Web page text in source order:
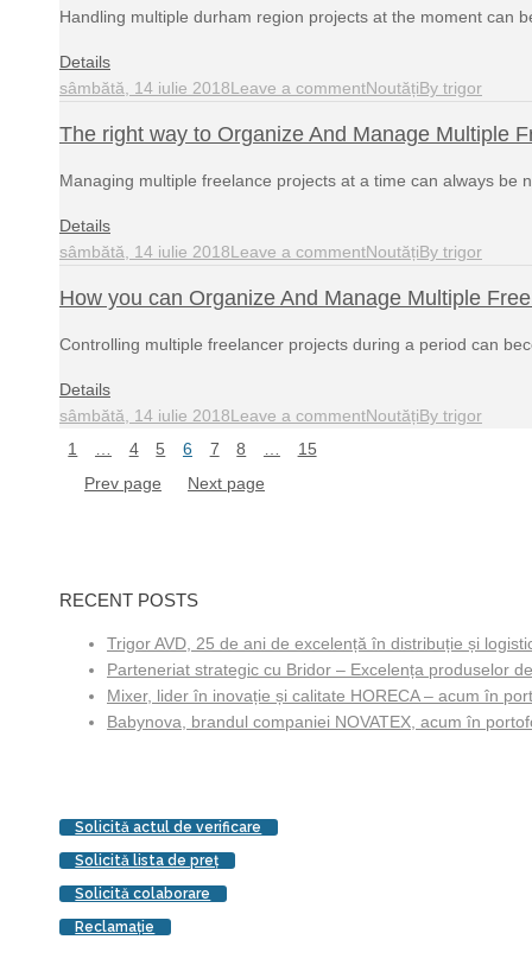
Handling multiple durham region projects at the moment
Details
sâmbătă, 14 iulie 2018Leave a commentNoutățiBy trigor
The right way to Organize And Manage Multiple
Managing multiple freelance projects at a time can always
Details
sâmbătă, 14 iulie 2018Leave a commentNoutățiBy trigor
How you can Organize And Manage Multiple
Controlling multiple freelancer projects during a period can
Details
sâmbătă, 14 iulie 2018Leave a commentNoutățiBy trigor
1
4 5 6 7 8
15
Prev page
Next page
RECENT POSTS
Trigor AVD, 25 de ani de excelență în distribuție și
Parteneriat strategic cu Bridor – Excelența produselor
Mixer, lider în inovație și calitate HORECA – acum în
Babynova, brandul companiei NOVATEX, acum în
Solicită actul de verificare
Solicită lista de preţ
Solicită colaborare
Reclamaţie